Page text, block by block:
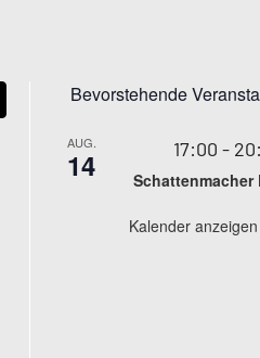
Bevorstehende
AUG.
14 17:00 -
Schattenmacher
Kalender anzeigen